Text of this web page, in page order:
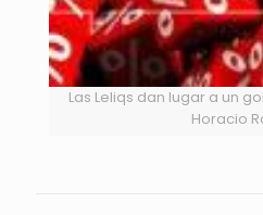
Las Leliqs dan lugar a un
Horacio